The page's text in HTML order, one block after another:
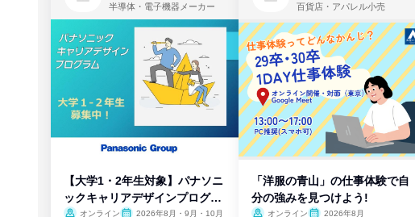
半導体・電子機器メーカー
【大学1・2年生対象】パナソニ
ックキャリアデザインプログラ
オンライン 2026年8月・9月・10月
百貨店・アパレル小売
「洋服の青山」の仕事体験で自
分の強みを見つけよう!
オンライン 2026年8月